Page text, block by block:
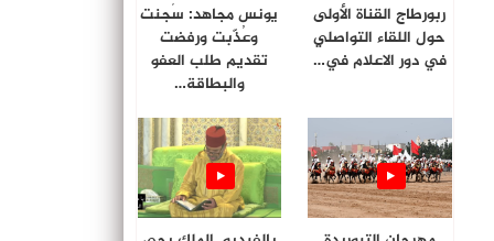
ربورطاج القناة الأولى
حول اللقاء التواصلي
في دور الاعلام في…
يونس مجاهد: سُجنت
وعُذّبت ورفضت
تقديم طلب العفو
والبطاقة…